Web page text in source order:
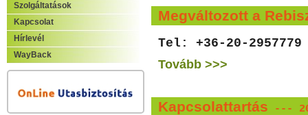
Szolgáltatások
Kapcsolat
Hírlevél
WayBack
Megváltozott a
Tel: +36-20-2957779
Tovább >>>
Kapcsolattartás ---